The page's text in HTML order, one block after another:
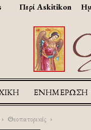
Περί Askitikon
ΕΝΗΜΕΡΩΣΗ
Θεοπατορικές